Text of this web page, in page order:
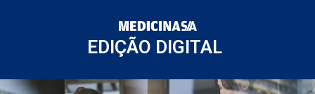
EDIÇÃO DIGITAL